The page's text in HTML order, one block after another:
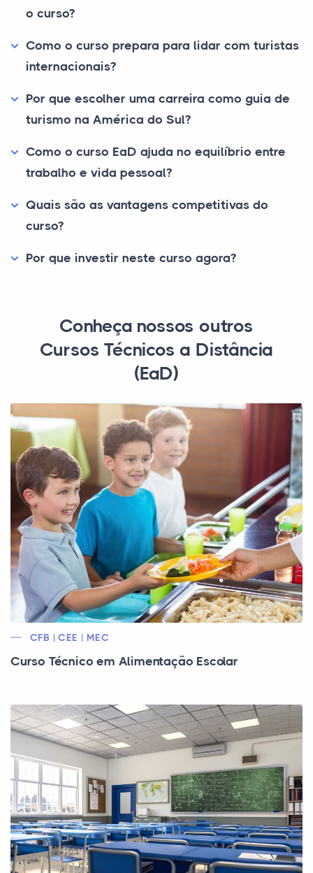
o curso?
Como o curso prepara para lidar com turistas
internacionais?
Por que escolher uma carreira como guia de
turismo na América do Sul?
Como o curso EaD ajuda no equilíbrio entre
trabalho e vida pessoal?
Quais são as vantagens competitivas do
curso?
Por que investir neste curso agora?
Conheça nossos outros
Cursos Técnicos a Distância
(EaD)
CFB | CEE | MEC
Curso Técnico em Alimentação Escolar